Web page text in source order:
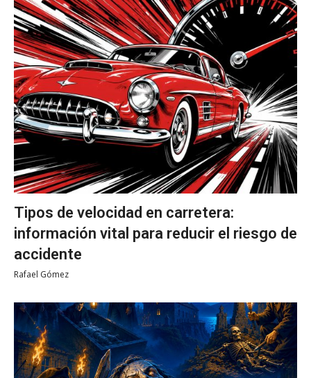
Tipos de velocidad en carretera:
información vital para reducir el riesgo de
accidente
Rafael Gómez